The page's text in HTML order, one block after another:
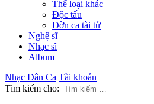
Thể loại khác
Độc tấu
Đờn ca tài tử
Nghệ sĩ
Nhạc sĩ
Album
Nhạc Dân Ca Tài khoản
Tìm kiếm cho: